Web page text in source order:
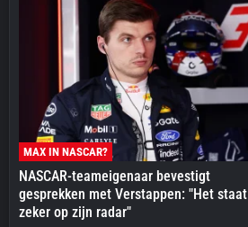
MAX IN NASCAR?
NASCAR-teameigenaar bevestigt
gesprekken met Verstappen: "Het staat
zeker op zijn radar"